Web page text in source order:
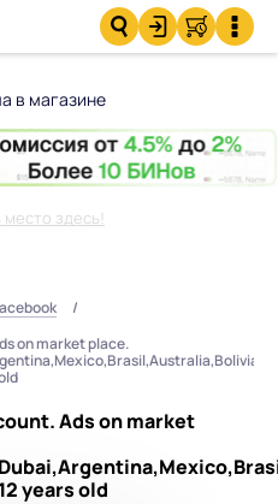
в магазине
место здесь!
on market place.
Ads on market
years old